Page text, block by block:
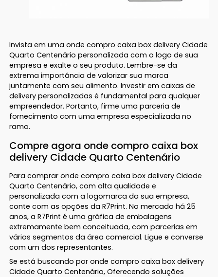
Invista em uma onde compro caixa box delivery Cidade
Quarto Centenário personalizada com o logo de sua
empresa e exalte o seu produto. Lembre-se da
extrema importância de valorizar sua marca
juntamente com seu alimento. Investir em caixas de
delivery personalizadas é fundamental para qualquer
empreendedor. Portanto, firme uma parceria de
fornecimento com uma empresa especializada no
ramo.
Compre agora onde compro caixa box
delivery Cidade Quarto Centenário
Para comprar onde compro caixa box delivery Cidade
Quarto Centenário, com alta qualidade e
personalizada com a logomarca da sua empresa,
conte com as opções da R7Print. No mercado há 25
anos, a R7Print é uma gráfica de embalagens
extremamente bem conceituada, com parcerias em
vários segmentos da área comercial. Ligue e converse
com um dos representantes.
Se está buscando por onde compro caixa box delivery
Cidade Quarto Centenário, Oferecendo soluções